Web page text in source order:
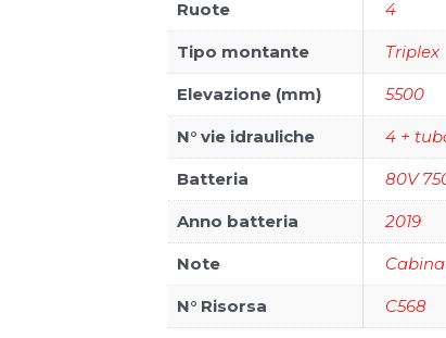
Ruote 4
Tipo montante Triplex
Elevazione (mm) 5500
N° vie idrauliche 4 +
Batteria 80V
Anno batteria 2019
Note
N° Risorsa C568